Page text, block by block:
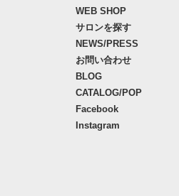
WEB SHOP
サロンを探す
NEWS/PRESS
お問い合わせ
BLOG
CATALOG/POP
Facebook
Instagram